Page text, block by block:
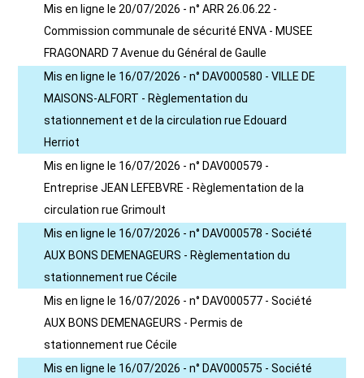
Mis en ligne le 20/07/2026 - n° ARR 26.06.22 -
Commission communale de sécurité ENVA - MUSEE
FRAGONARD 7 Avenue du Général de Gaulle
Mis en ligne le 16/07/2026 - n° DAV000580 - VILLE DE
MAISONS-ALFORT - Règlementation du
stationnement et de la circulation rue Edouard
Herriot
Mis en ligne le 16/07/2026 - n° DAV000579 -
Entreprise JEAN LEFEBVRE - Règlementation de la
circulation rue Grimoult
Mis en ligne le 16/07/2026 - n° DAV000578 - Société
AUX BONS DEMENAGEURS - Règlementation du
stationnement rue Cécile
Mis en ligne le 16/07/2026 - n° DAV000577 - Société
AUX BONS DEMENAGEURS - Permis de
stationnement rue Cécile
Mis en ligne le 16/07/2026 - n° DAV000575 - Société